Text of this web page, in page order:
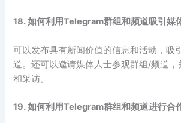
18. 如何利用Telegram群组和频道吸引媒
可以发布具有新闻价值的信息和活动，吸
道。还可以邀请媒体人士参观群组/频道
和采访。
19. 如何利用Telegram群组和频道进行合